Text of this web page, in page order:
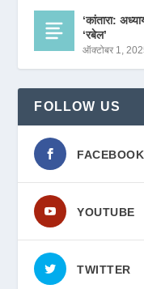
‘कांतारा:
‘रबेल’
ऑक्टोबर 1,
FOLLOW US
FACEBOOK
YOUTUBE
TWITTER